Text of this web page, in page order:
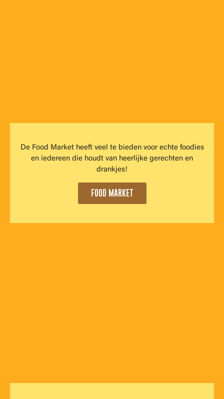
De Food Market heeft veel te bieden voor echte foodies
en iedereen die houdt van heerlijke gerechten en
drankjes!
FOOD MARKET